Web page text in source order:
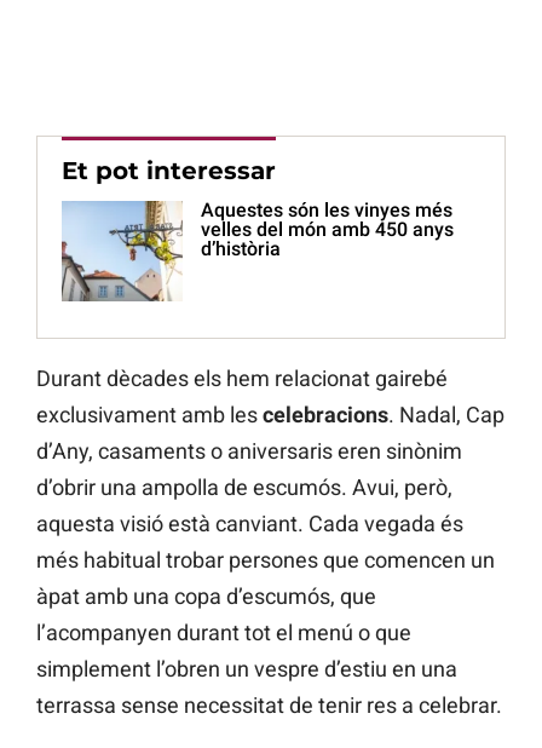
Et pot interessar
Aquestes són les vinyes més
velles del món amb 450 anys
d’història
Durant dècades els hem relacionat gairebé
exclusivament amb lescelebracions. Nadal, Cap
d’Any, casaments o aniversaris eren sinònim
d’obrir una ampolla de escumós. Avui, però,
aquesta visió està canviant. Cada vegada és
més habitual trobar persones que comencen un
àpat amb una copa d’escumós, que
l’acompanyen durant tot el menú o que
simplement l’obren un vespre d’estiu en una
terrassa sense necessitat de tenir res a celebrar.